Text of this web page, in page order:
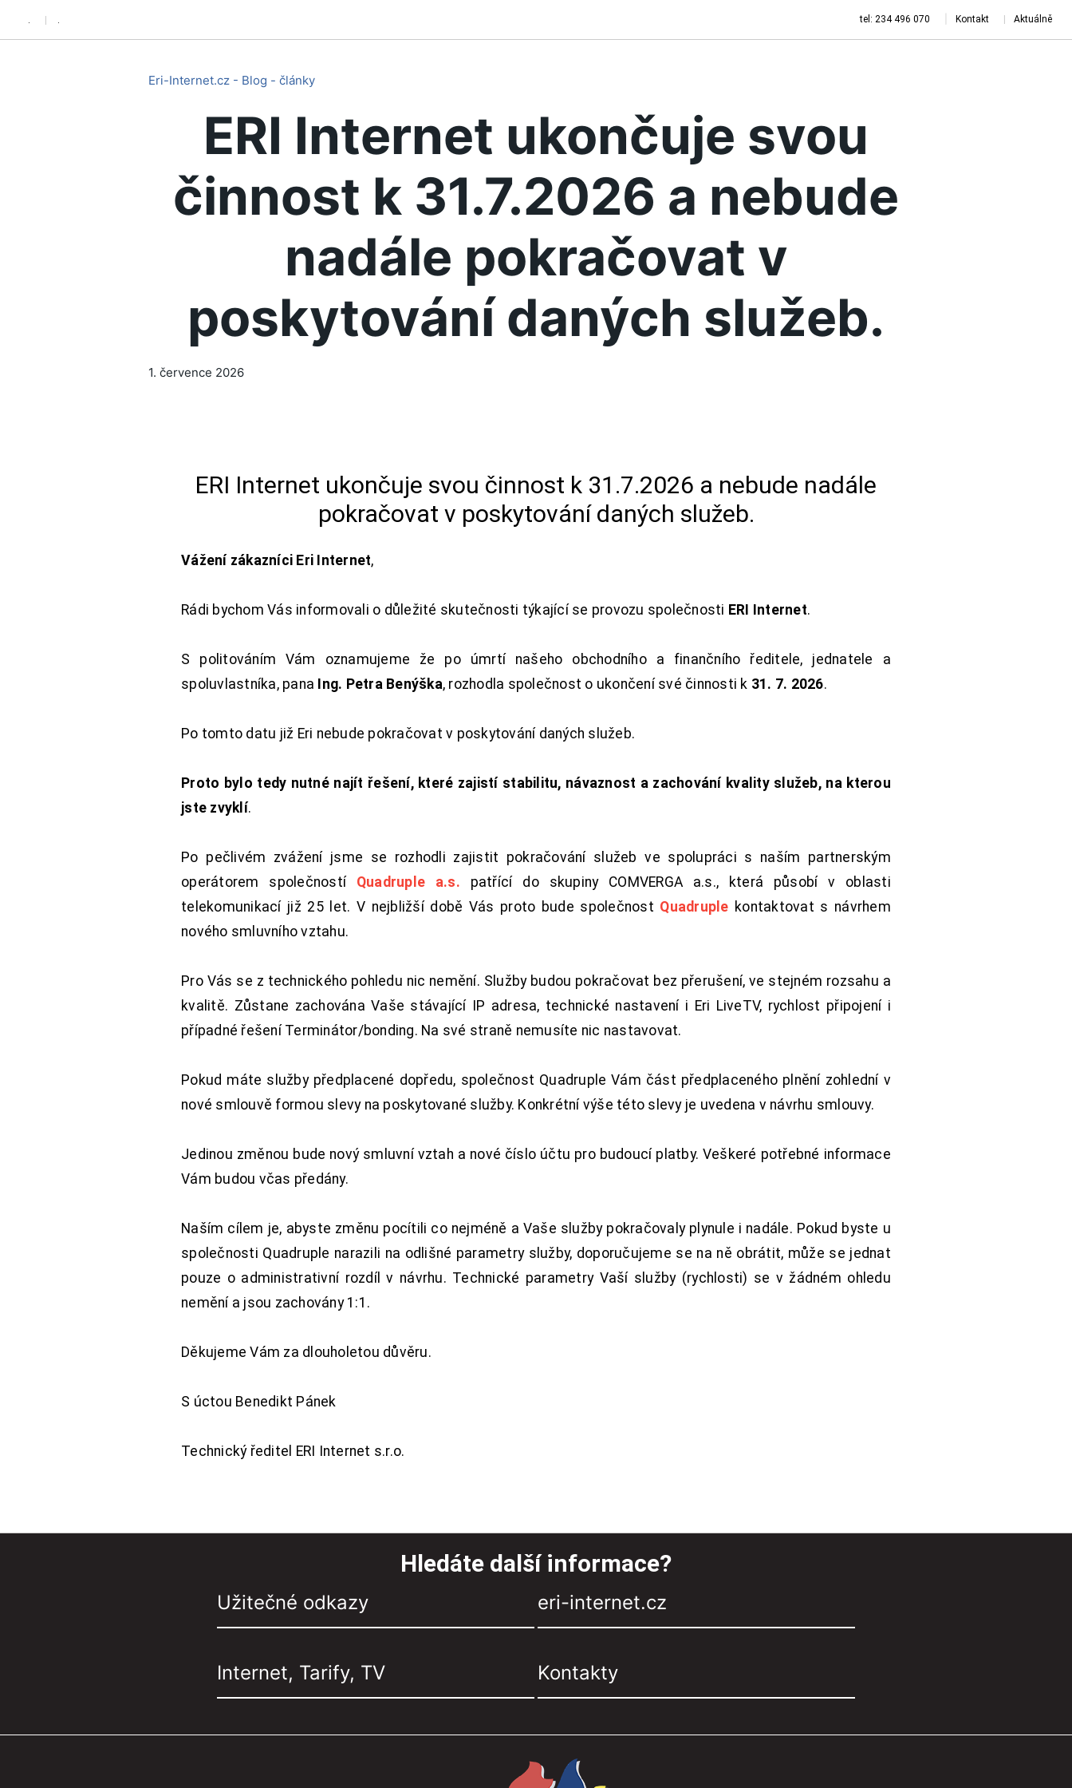
. . tel: 234 496 070 Kontakt Aktuálně
Eri-Internet.cz - Blog - články
ERI Internet ukončuje svou
činnost k 31.7.2026 a nebude
nadále pokračovat v
poskytování daných služeb.
1. července 2026
ERI Internet ukončuje svou činnost k 31.7.2026 a nebude nadále
pokračovat v poskytování daných služeb.
Vážení zákazníci Eri Internet,
Rádi bychom Vás informovali o důležité skutečnosti týkající se provozu společnosti ERI Internet.
S politováním Vám oznamujeme že po úmrtí našeho obchodního a finančního ředitele, jednatele a
spoluvlastníka, pana Ing. Petra Benýška, rozhodla společnost o ukončení své činnosti k 31. 7. 2026.
Po tomto datu již Eri nebude pokračovat v poskytování daných služeb.
Proto bylo tedy nutné najít řešení, které zajistí stabilitu, návaznost a zachování kvality služeb, na kterou
jste zvyklí.
Po pečlivém zvážení jsme se rozhodli zajistit pokračování služeb ve spolupráci s naším partnerským
operátorem společností Quadruple a.s. patřící do skupiny COMVERGA a.s., která působí v oblasti
telekomunikací již 25 let. V nejbližší době Vás proto bude společnost Quadruple kontaktovat s návrhem
nového smluvního vztahu.
Pro Vás se z technického pohledu nic nemění. Služby budou pokračovat bez přerušení, ve stejném rozsahu a
kvalitě. Zůstane zachována Vaše stávající IP adresa, technické nastavení i Eri LiveTV, rychlost připojení i
případné řešení Terminátor/bonding. Na své straně nemusíte nic nastavovat.
Pokud máte služby předplacené dopředu, společnost Quadruple Vám část předplaceného plnění zohlední v
nové smlouvě formou slevy na poskytované služby. Konkrétní výše této slevy je uvedena v návrhu smlouvy.
Jedinou změnou bude nový smluvní vztah a nové číslo účtu pro budoucí platby. Veškeré potřebné informace
Vám budou včas předány.
Naším cílem je, abyste změnu pocítili co nejméně a Vaše služby pokračovaly plynule i nadále. Pokud byste u
společnosti Quadruple narazili na odlišné parametry služby, doporučujeme se na ně obrátit, může se jednat
pouze o administrativní rozdíl v návrhu. Technické parametry Vaší služby (rychlosti) se v žádném ohledu
nemění a jsou zachovány 1:1.
Děkujeme Vám za dlouholetou důvěru.
S úctou Benedikt Pánek
Technický ředitel ERI Internet s.r.o.
Hledáte další informace?
Užitečné odkazy eri-internet.cz
Internet, Tarify, TV Kontakty